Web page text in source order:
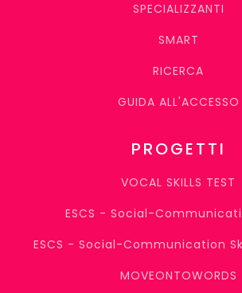
SPECIALIZZANTI
SMART
RICERCA
GUIDA ALL'ACCESSO
PROGETTI
VOCAL SKILLS TEST
ESCS - Social-
ESCS - Social-Communication
MOVEONTOWORDS